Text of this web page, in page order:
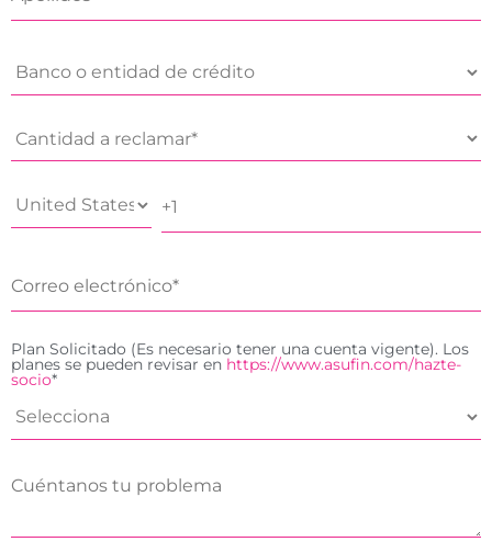
Plan Solicitado (Es necesario tener una cuenta vigente). Los
planes se pueden revisar en https://www.asufin.com/hazte-
socio*